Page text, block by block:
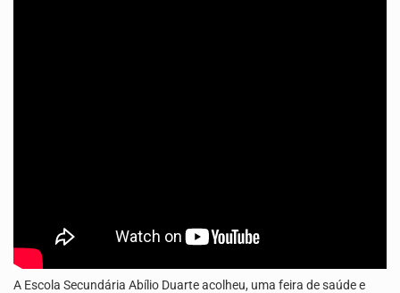
A Escola Secundária Abílio Duarte acolheu, uma feira de saúde e